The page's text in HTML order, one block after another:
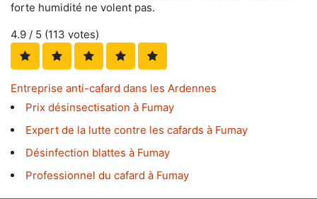
forte humidité ne volent pas.
4.9 / 5 (113 votes)
Entreprise anti-cafard dans les Ardennes
Prix désinsectisation à Fumay
Expert de la lutte contre les cafards à Fumay
Désinfection blattes à Fumay
Professionnel du cafard à Fumay